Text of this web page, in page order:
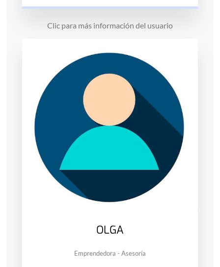
Clic para más información del usuario
OLGA
Emprendedora - Asesoría